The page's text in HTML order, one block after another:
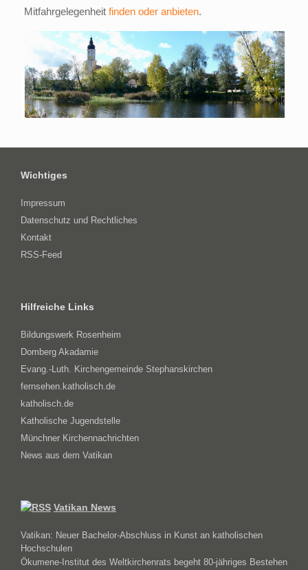
Mitfahrgelegenheit finden oder anbieten.
Wichtiges
Impressum
Datenschutz und Rechtliches
Kontakt
RSS-Feed
Hilfreiche Links
Bildungswerk Rosenheim
Domberg Akadamie
Evang.-Luth. Kirchengemeinde Stephanskirchen
fernsehen.katholisch.de
katholisch.de
Katholische Jugendstelle
Münchner Kirchennachrichten
News aus dem Vatikan
Vatikan News
Vatikan: Neuer Bachelor-Abschluss in Kunst an katholischen
Hochschulen
Ökumene-Institut des Weltkirchenrats begeht 80-jähriges Bestehen